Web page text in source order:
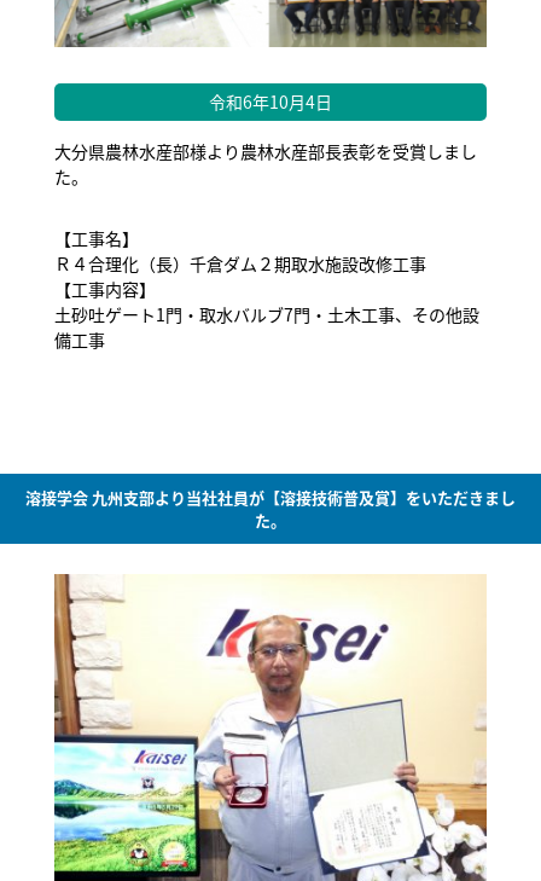
令和6年10月4日
大分県農林水産部様より農林水産部長表彰を受賞しまし
た。
【工事名】
Ｒ４合理化（長）千倉ダム２期取水施設改修工事
【工事内容】
土砂吐ゲート1門・取水バルブ7門・土木工事、その他設
備工事
溶接学会 九州支部より当社社員が【溶接技術普及賞】をいただきまし
た。